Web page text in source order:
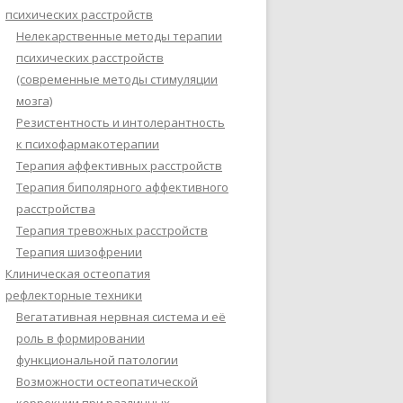
психических расстройств
Нелекарственные методы терапии
психических расстройств
(современные методы стимуляции
мозга)
Резистентность и интолерантность
к психофармакотерапии
Терапия аффективных расстройств
Терапия биполярного аффективного
расстройства
Терапия тревожных расстройств
Терапия шизофрении
Клиническая остеопатия
рефлекторные техники
Вегатативная нервная система и её
роль в формировании
функциональной патологии
Возможности остеопатической